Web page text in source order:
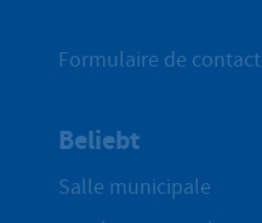
Formulaire de contact
Beliebt
Salle municipale